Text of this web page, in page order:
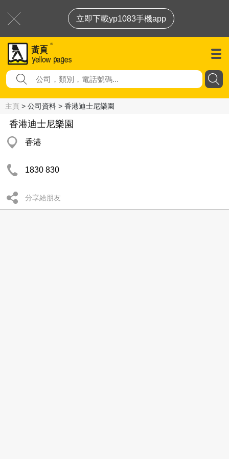
立即下載yp1083手機app
主頁 > 公司資料 > 香港迪士尼樂園
香港迪士尼樂園
香港
1830 830
分享給朋友